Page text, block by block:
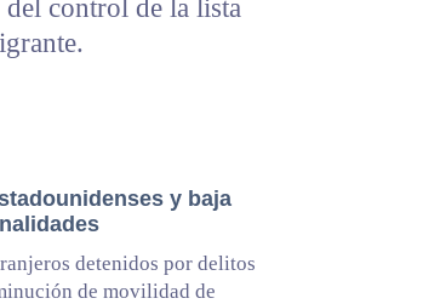
control de la lista
y baja
detenidos por delitos
de movilidad de